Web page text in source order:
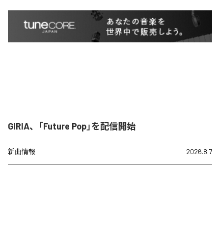
GIRIA、「Future Pop」を配信開始
新曲情報 2026.8.7